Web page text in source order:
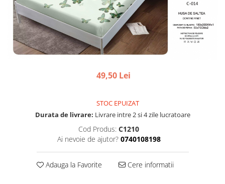
49,50 Lei
STOC EPUIZAT
Durata de livrare: Livrare intre 2 si 4 zile lucratoare
Cod Produs: C1210
Ai nevoie de ajutor? 0740108198
Adauga la Favorite Cere informatii